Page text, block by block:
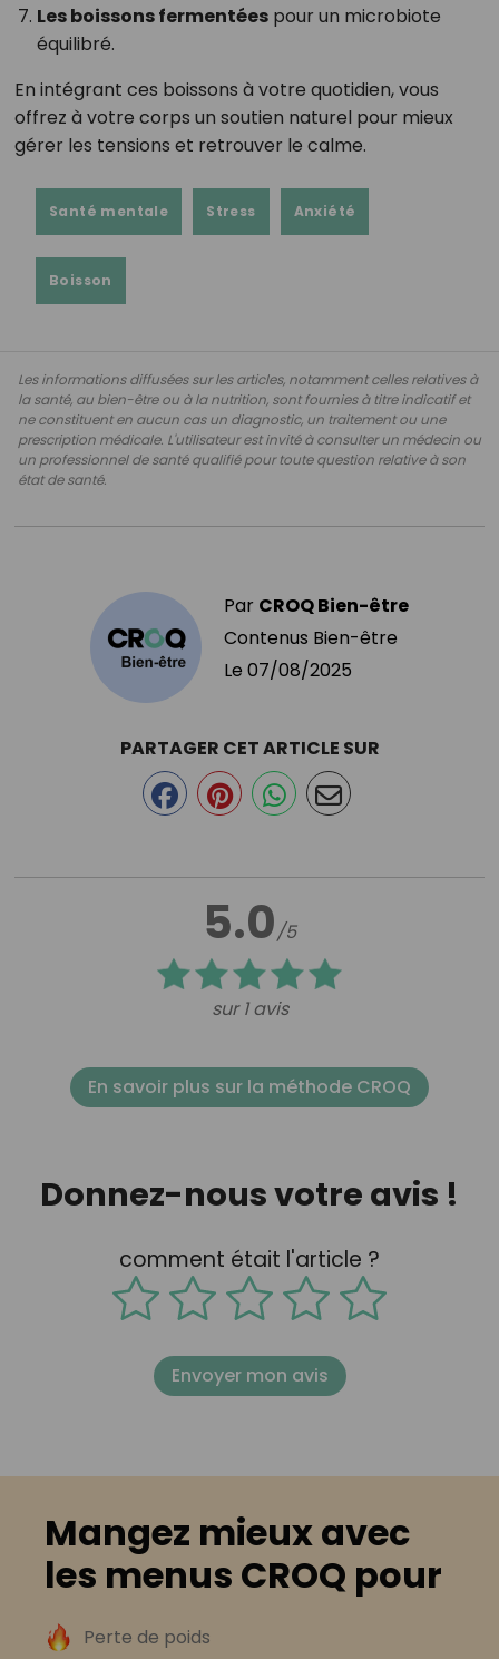
Les boissons fermentéespour un microbiote
équilibré.
En intégrant ces boissons à votre quotidien, vous
offrez à votre corps un soutien naturel pour mieux
gérer les tensions et retrouver le calme.
Santé mentale Stress Anxiété
Boisson
Les informations diffusées sur les articles, notamment celles relatives à
la santé, au bien-être ou à la nutrition, sont fournies à titre indicatif et
ne constituent en aucun cas un diagnostic, un traitement ou une
prescription médicale. L'utilisateur est invité à consulter un médecin ou
un professionnel de santé qualifié pour toute question relative à son
état de santé.
Par CROQ Bien-être
Contenus Bien-être
Le 07/08/2025
5.0/5
sur 1 avis
PARTAGER CET ARTICLE SUR
En savoir plus sur la méthode CROQ
Donnez-nous votre avis !
comment était l'article ?
Envoyer mon avis
Mangez mieux avec
les menus CROQ pour
Perte de poids